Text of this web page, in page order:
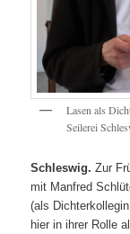
Lasen als
Seilerei
Schleswig. Zur
mit Manfred
(als
hier in ihrer Rolle